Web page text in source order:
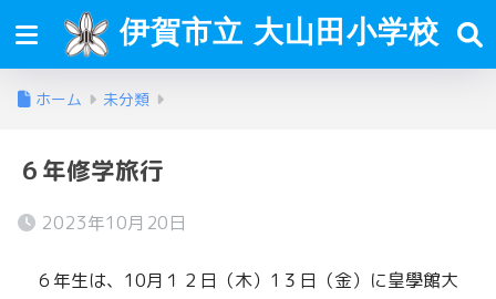
伊賀市立 大山田小学校
ホーム 未分類
６年修学旅行
2023年10月20日
６年生は、10月１２日（木）1３日（金）に皇學館大